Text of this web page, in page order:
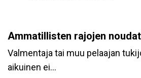
Ammatillisten rajojen
Valmentaja tai muu pelaajan
aikuinen ei…